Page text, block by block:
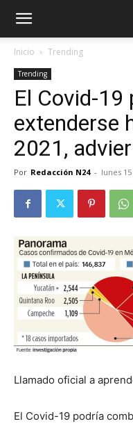
Inicio Trending
Trending
El Covid-19
extenderse
2021,
Por Redacción N24 - lunes
Llamado oficial a
El Covid-19 podría